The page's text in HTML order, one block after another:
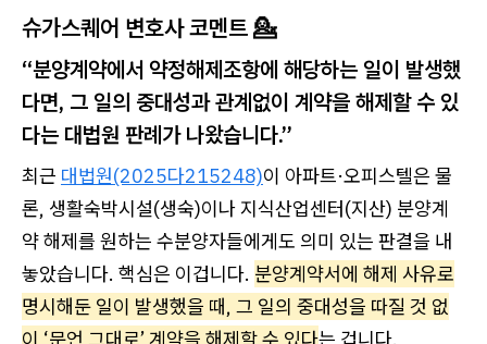
슈가스퀘어 변호사 코멘트 💁
“분양계약에서 약정해제조항에 해당하는 일이 발생했
다면, 그 일의 중대성과 관계없이 계약을 해제할 수 있
다는 대법원 판례가 나왔습니다.”
최근 대법원(2025다215248)이 아파트·오피스텔은 물
론, 생활숙박시설(생숙)이나 지식산업센터(지산) 분양계
약 해제를 원하는 수분양자들에게도 의미 있는 판결을 내
놓았습니다. 핵심은 이겁니다. 분양계약서에 해제 사유로
명시해둔 일이 발생했을 때, 그 일의 중대성을 따질 것 없